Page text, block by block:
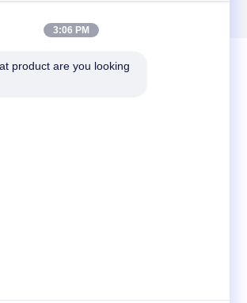
d'Elisa ISO13485
3:06 PM
product are you looking